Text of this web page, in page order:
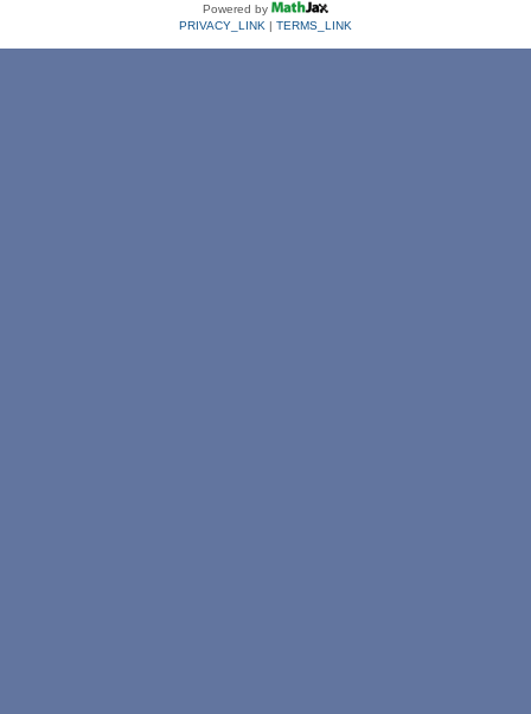
Powered by
PRIVACY_LINK | TERMS_LINK